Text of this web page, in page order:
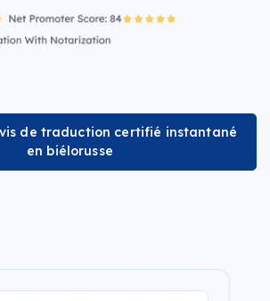
de traduction certifié instantané
en biélorusse